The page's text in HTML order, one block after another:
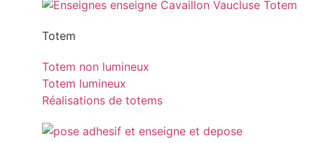
Totem
Totem non lumineux
Totem lumineux
Réalisations de totems